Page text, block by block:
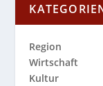
Region
Wirtschaft
Kultur